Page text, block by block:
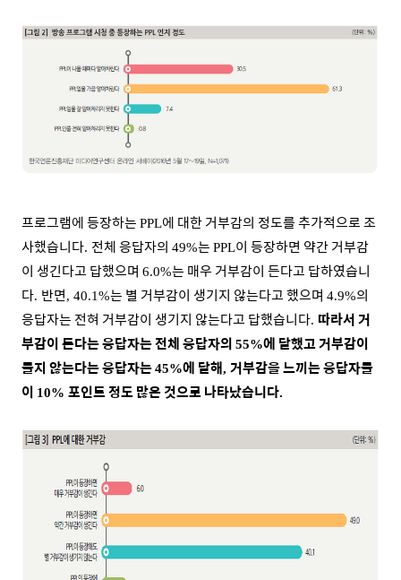
프로그램에 등장하는 PPL에 대한 거부감의 정도를 추가적으로 조
사했습니다. 전체 응답자의 49%는 PPL이 등장하면 약간 거부감
이 생긴다고 답했으며 6.0%는 매우 거부감이 든다고 답하였습니
다. 반면, 40.1%는 별 거부감이 생기지 않는다고 했으며 4.9%의
응답자는 전혀 거부감이 생기지 않는다고 답했습니다. 따라서 거
부감이 든다는 응답자는 전체 응답자의 55%에 달했고 거부감이
들지 않는다는 응답자는45%에 달해, 거부감을 느끼는 응답자들
이 10% 포인트 정도 많은 것으로 나타났습니다.